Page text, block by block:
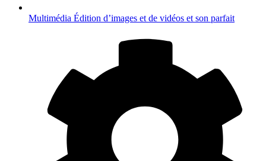
Multimédia Édition d’images et de vidéos et son parfait